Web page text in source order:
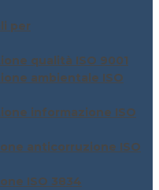
per
qualità ISO 9001
ambientale ISO
informazione ISO
anticorruzione ISO
ISO 3834